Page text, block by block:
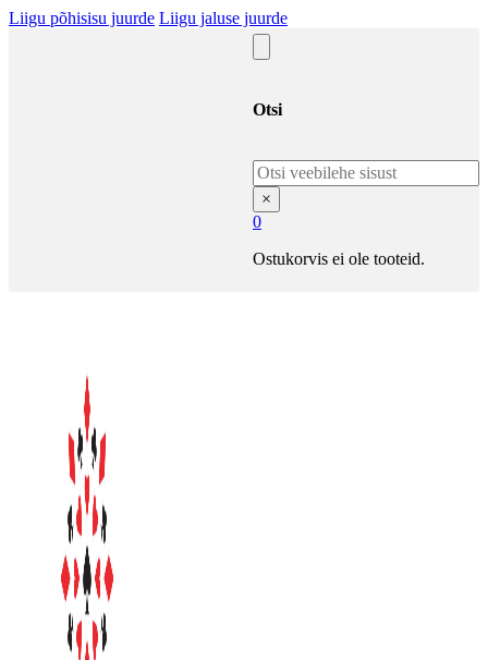
Liigu põhisisu juurde Liigu jaluse juurde
Otsi
Otsi
×
0
Ostukorvis ei ole tooteid.